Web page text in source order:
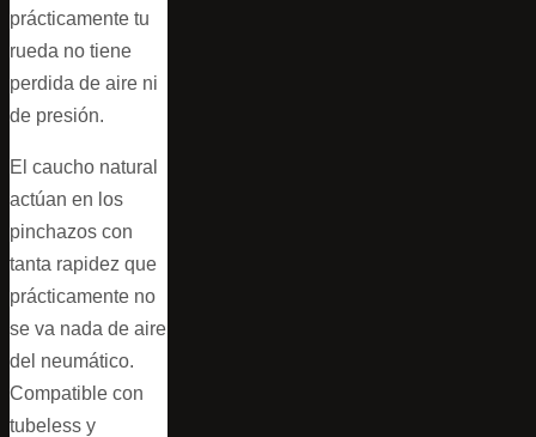
prácticamente tu
rueda no tiene
perdida de aire ni
de presión.
El caucho natural
actúan en los
pinchazos con
tanta rapidez que
prácticamente no
se va nada de aire
del neumático.
Compatible con
tubeless y